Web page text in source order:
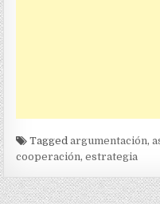
Taggedargumentación,
cooperación,estrategia